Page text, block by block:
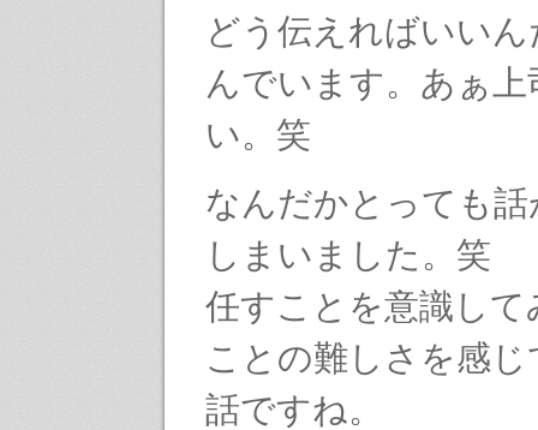
どう伝えればいい
んでいます。あぁ上
い。笑
なんだかとっても
しまいました。笑
任すことを意識して
ことの難しさを感
話ですね。